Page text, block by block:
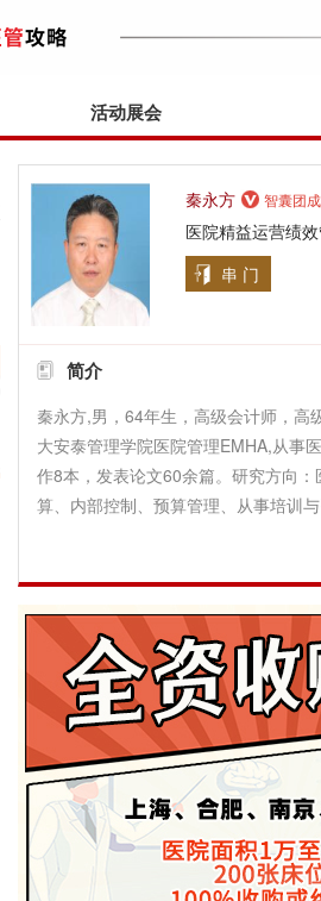
活动展会
秦永方 智囊团
医院精益运营绩
串 门
简介
秦永方,男，64年生，高级会计师，高
大安泰管理学院医院管理EMHA,从事
作8本，发表论文60余篇。研究方向
算、内部控制、预算管理、从事培训与